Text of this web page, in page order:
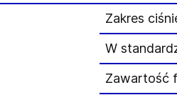
Zakres
W
Zawartość